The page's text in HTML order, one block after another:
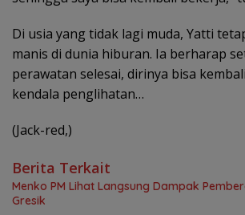
Di usia yang tidak lagi muda, Yatti
manis di dunia hiburan. Ia berharap
perawatan selesai, dirinya bisa
kendala penglihatan…
(Jack-red,)
Berita Terkait
Menko PM Lihat Langsung Dampak
Gresik